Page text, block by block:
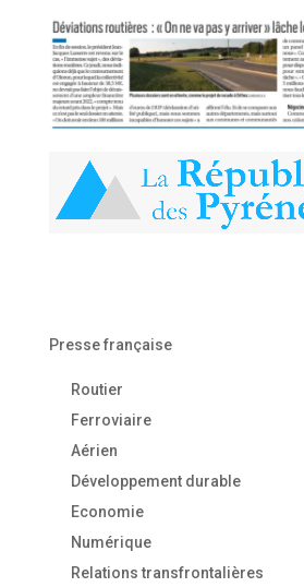
Presse française
Routier
Ferroviaire
Aérien
Développement durable
Economie
Numérique
Relations transfrontalières